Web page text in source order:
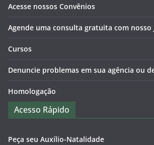
Acesse nossos Convênios
Agende uma consulta gratuita com nosso
Cursos
Denuncie problemas em sua agência ou
Homologação
Acesso Rápido
Peça seu Auxílio-Natalidade